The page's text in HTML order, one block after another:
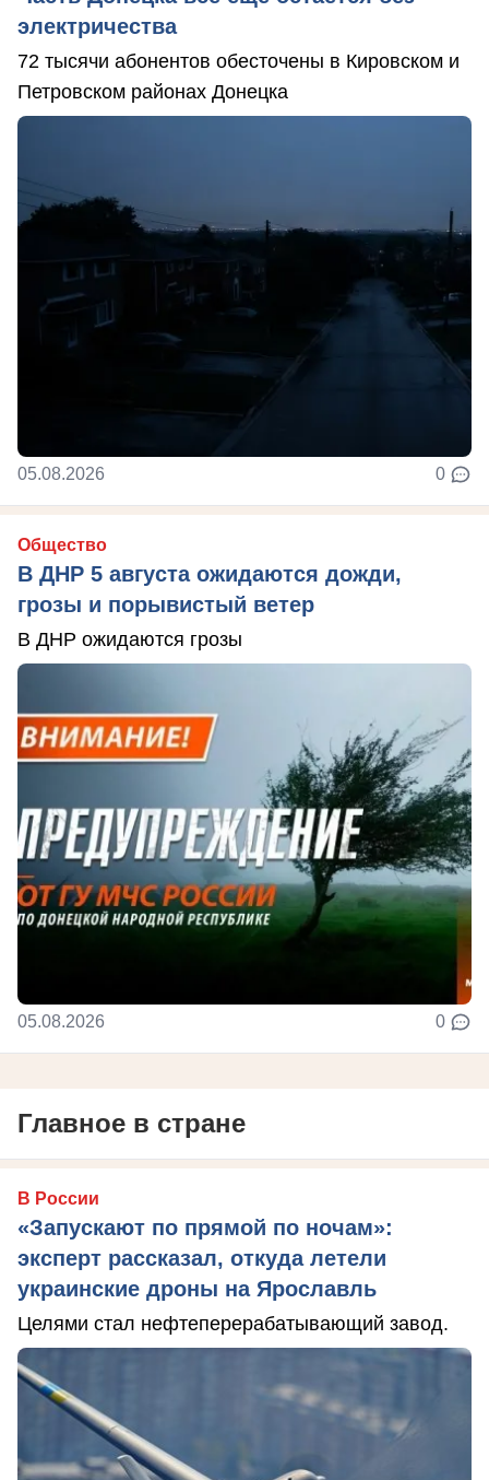
электричества
72 тысячи абонентов обесточены в Кировском и
Петровском районах Донецка
05.08.2026 0
Общество
В ДНР 5 августа ожидаются дожди,
грозы и порывистый ветер
В ДНР ожидаются грозы
05.08.2026 0
Главное в стране
В России
«Запускают по прямой по ночам»:
эксперт рассказал, откуда летели
украинские дроны на Ярославль
Целями стал нефтеперерабатывающий завод.